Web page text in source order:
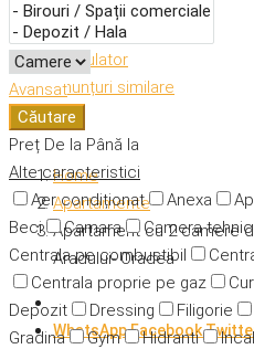
Avansat
Căutare
Preț De la Până la
Alte caracteristici
Aer condiționat
Anexa
Beci
Camara Camera
Centrala pe combustibil
Centrala proprie pe gaz
Depozit
Dressing Filigorie
Gradina
Gym Hidranti
Adresă
Detalii
Calculator
Anunțuri similare
Home
Apartamente
Apartament cu 2 camere
Aradului- Oradea
WhatsAppFacebook